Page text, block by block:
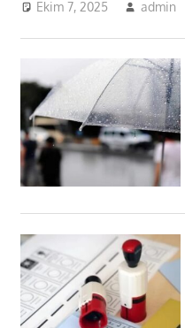
Ekim 7, 2025 admin